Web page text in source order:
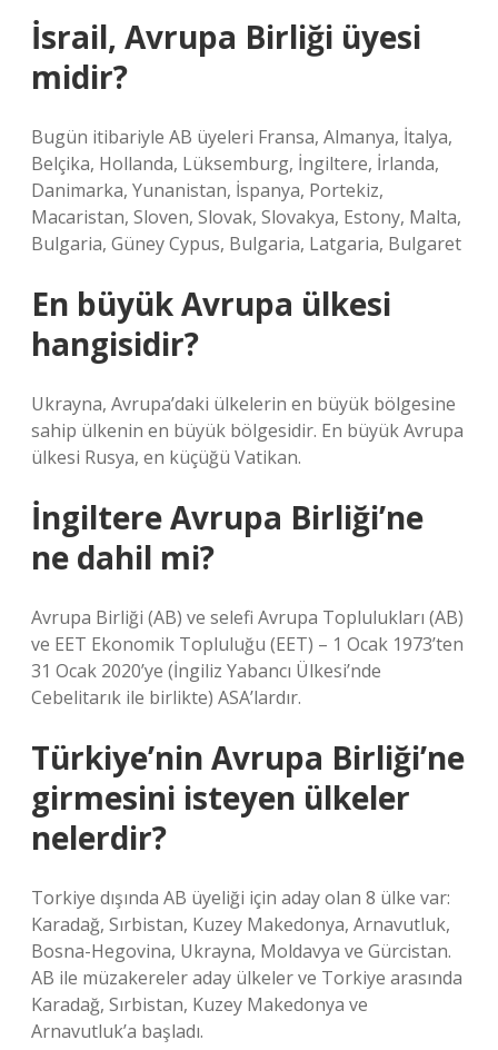
İsrail, Avrupa Birliği üyesi
midir?
Bugün itibariyle AB üyeleri Fransa, Almanya, İtalya,
Belçika, Hollanda, Lüksemburg, İngiltere, İrlanda,
Danimarka, Yunanistan, İspanya, Portekiz,
Macaristan, Sloven, Slovak, Slovakya, Estony, Malta,
Bulgaria, Güney Cypus, Bulgaria, Latgaria, Bulgaret
En büyük Avrupa ülkesi
hangisidir?
Ukrayna, Avrupa’daki ülkelerin en büyük bölgesine
sahip ülkenin en büyük bölgesidir. En büyük Avrupa
ülkesi Rusya, en küçüğü Vatikan.
İngiltere Avrupa Birliği’ne
ne dahil mi?
Avrupa Birliği (AB) ve selefi Avrupa Toplulukları (AB)
ve EET Ekonomik Topluluğu (EET) – 1 Ocak 1973’ten
31 Ocak 2020’ye (İngiliz Yabancı Ülkesi’nde
Cebelitarık ile birlikte) ASA’lardır.
Türkiye’nin Avrupa Birliği’ne
girmesini isteyen ülkeler
nelerdir?
Torkiye dışında AB üyeliği için aday olan 8 ülke var:
Karadağ, Sırbistan, Kuzey Makedonya, Arnavutluk,
Bosna-Hegovina, Ukrayna, Moldavya ve Gürcistan.
AB ile müzakereler aday ülkeler ve Torkiye arasında
Karadağ, Sırbistan, Kuzey Makedonya ve
Arnavutluk’a başladı.